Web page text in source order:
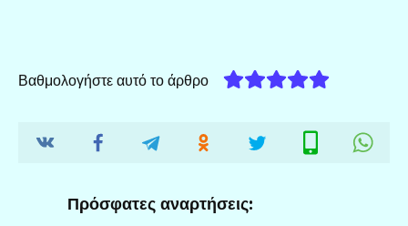
Βαθμολογήστε αυτό το άρθρο
Πρόσφατες αναρτήσεις: